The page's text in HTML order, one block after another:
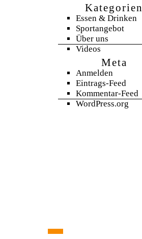
Kategorien
Essen & Drinken
Sportangebot
Über uns
Videos
Meta
Anmelden
Eintrags-Feed
Kommentar-Feed
WordPress.org